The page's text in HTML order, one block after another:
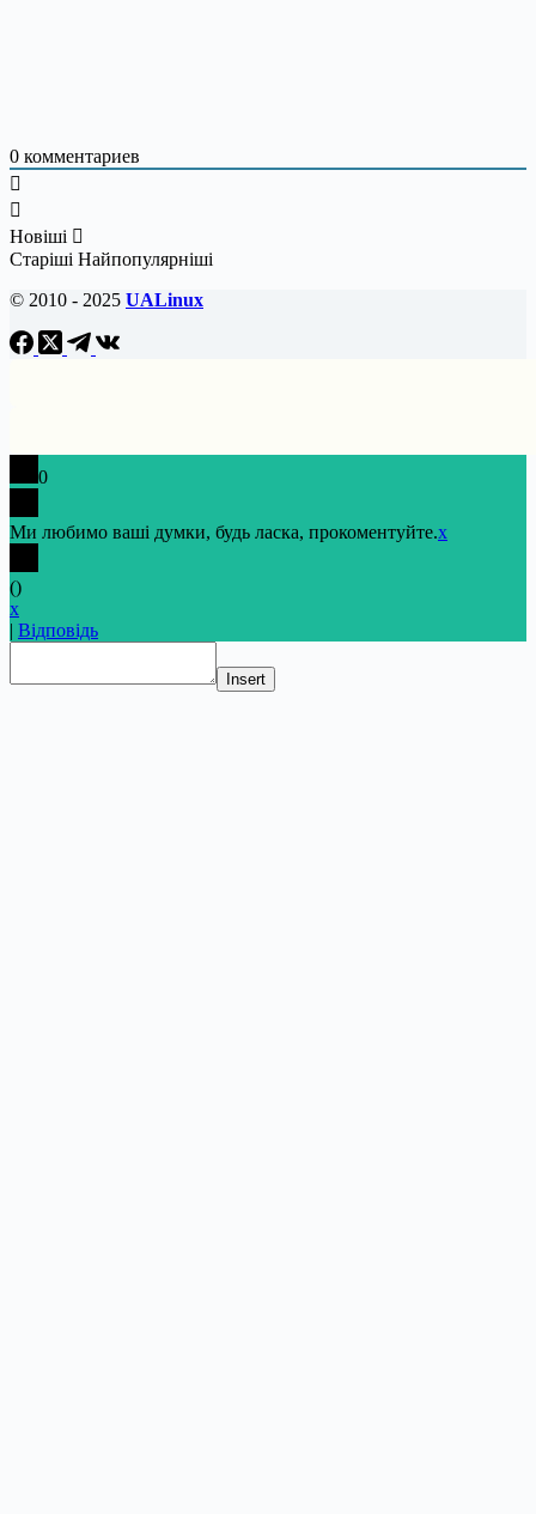
0 комментариев
Новіші
Старіші Найпопулярніші
© 2010 - 2025 UALinux
0
Ми любимо ваші думки, будь ласка, прокоментуйте.x
()
x
| Відповідь
Insert